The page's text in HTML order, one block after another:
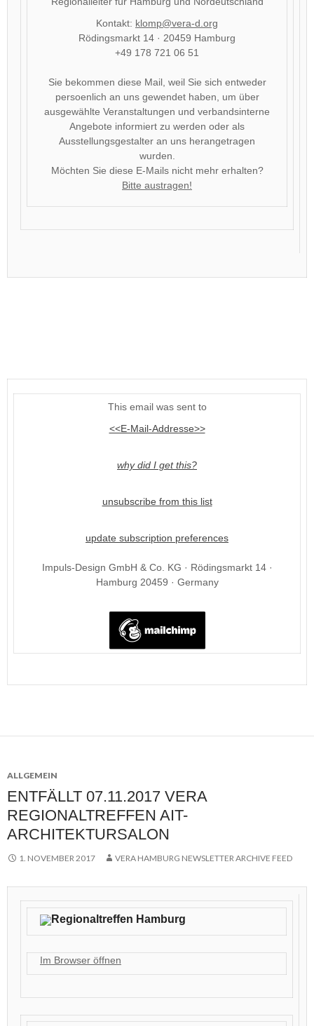
Kontakt: klomp@vera-d.org
Rödingsmarkt 14 · 20459 Hamburg
+49 178 721 06 51
Sie bekommen diese Mail, weil Sie sich entweder
persoenlich an uns gewendet haben, um über
ausgewählte Veranstaltungen und verbandsinterne
Angebote informiert zu werden oder als
Ausstellungsgestalter an uns herangetragen
wurden.
Möchten Sie diese E-Mails nicht mehr erhalten?
Bitte austragen!
This email was sent to
<<E-Mail-Addresse>>
why did I get this?
unsubscribe from this list
update subscription preferences
Impuls-Design GmbH & Co. KG · Rödingsmarkt 14 ·
Hamburg 20459 · Germany
ALLGEMEIN
ENTFÄLLT 07.11.2017 VERA
REGIONALTREFFEN AIT-
ARCHITEKTURSALON
1. NOVEMBER 2017 VERA HAMBURG NEWSLETTER ARCHIVE FEED
Regionaltreffen Hamburg
Im Browser öffnen